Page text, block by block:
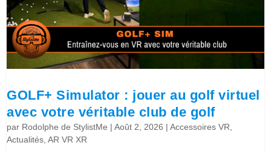
GOLF+ Simulator : jouer au golf virtuel
avec votre véritable club de golf
par Rodolphe de StylistMe |Août 2, 2026 |Accessoires VR,
Actualités,AR VR XR